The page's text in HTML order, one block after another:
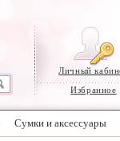
Личный
Избранное
Сумки и аксессуары